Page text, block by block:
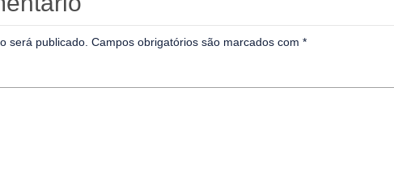
será publicado. Campos obrigatórios são marcados com *